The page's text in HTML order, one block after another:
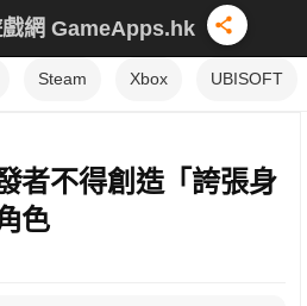
網 GameApps.hk
Steam Xbox UBISOFT
者不得創造「誇張身
色